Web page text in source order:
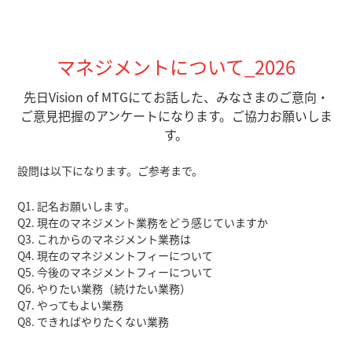
マネジメントについて_2026
先日Vision of MTGにてお話した、みなさまのご意向・
ご意見把握のアンケートになります。ご協力お願いしま
す。
設問は以下になります。ご参考まで。
Q1. 記名お願いします。
Q2. 現在のマネジメント業務をどう感じていますか
Q3. これからのマネジメント業務は
Q4. 現在のマネジメントフィーについて
Q5. 今後のマネジメントフィーについて
Q6. やりたい業務（続けたい業務）
Q7. やってもよい業務
Q8. できればやりたくない業務